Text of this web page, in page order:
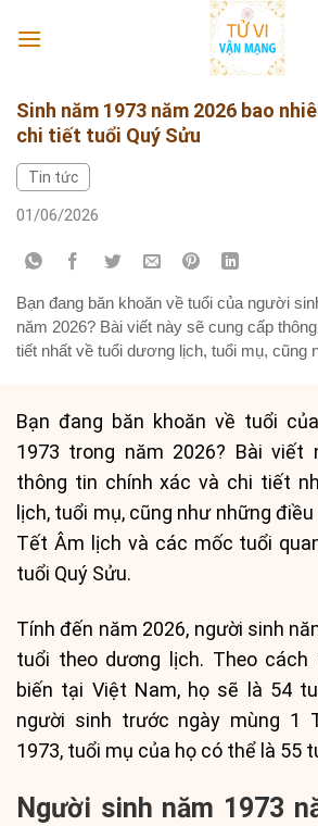
Sinh năm 1973 năm 2026 bao
chi tiết tuổi Quý Sửu
Tin tức
01/06/2026
Bạn đang băn khoăn về tuổi của người
năm 2026? Bài viết này sẽ cung cấp
tiết nhất về tuổi dương lịch, tuổi mụ, cũng
Bạn đang băn khoăn về tuổi
1973 trong năm 2026? Bài viết
thông tin chính xác và chi tiết
lịch, tuổi mụ, cũng như những
Tết Âm lịch và các mốc tuổi
tuổi Quý Sửu.
Tính đến năm 2026, người sinh
tuổi theo dương lịch. Theo
biến tại Việt Nam, họ sẽ là 54
người sinh trước ngày mùng 1
1973, tuổi mụ của họ có thể là 55
Người sinh năm 1973